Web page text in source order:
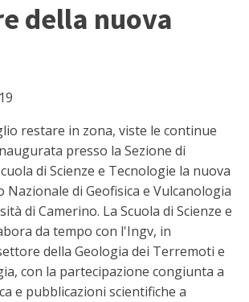
della nuova
restare in zona, viste le continue
presso la Sezione di
di Scienze e Tecnologie la nuova
di Geofisica e Vulcanologia
di Camerino. La Scuola di Scienze e
da tempo con l'Ingv, in
della Geologia dei Terremoti e
con la partecipazione congiunta a
e pubblicazioni scientifiche a